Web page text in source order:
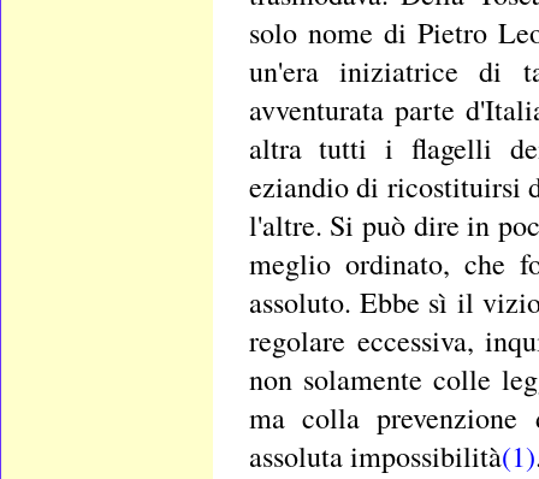
solo nome di Pietro
un'era iniziatrice di
avventurata parte
altra tutti i flagelli
eziandio di ricostituirsi
l'altre. Si può dire in
meglio ordinato, che
assoluto. Ebbe sì il
regolare eccessiva,
non solamente colle
ma colla
assoluta impossibilità(1)